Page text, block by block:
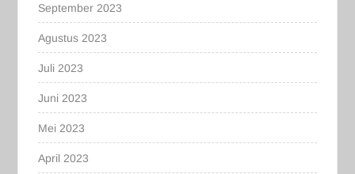
September 2023
Agustus 2023
Juli 2023
Juni 2023
Mei 2023
April 2023